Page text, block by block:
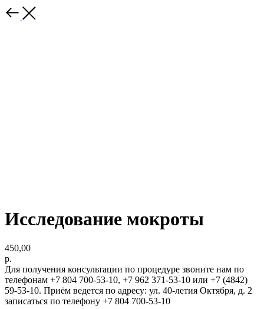
Исследование мокроты
450,00
р.
Для получения консультации по процедуре звоните нам по
телефонам +7 804 700-53-10, +7 962 371-53-10 или +7 (4842)
59-53-10. Приём ведется по адресу: ул. 40-летия Октября, д. 2
записаться по телефону +7 804 700-53-10